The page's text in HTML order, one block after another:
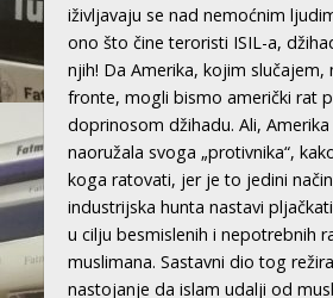
iživljavaju se nad nemoćnim
ono što čine teroristi ISIL-a,
njih! Da Amerika, kojim slučajem,
fronte, mogli bismo američki rat
doprinosom džihadu. Ali,
naoružala svoga „protivnika“,
koga ratovati, jer je to jedini
industrijska hunta nastavi
u cilju besmislenih i nepotrebnih
muslimana. Sastavni dio tog
nastojanje da islam udalji od